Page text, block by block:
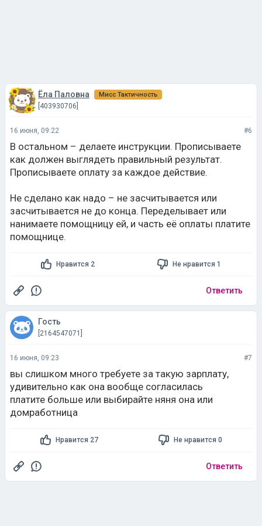
Ёла Паловна Мисс Тактичность
[403930706]
16 июня, 09:22 #6
В остальном – делаете инструкции. Прописываете
как должен выглядеть правильный результат.
Прописываете оплату за каждое действие.
Не сделано как надо – не засчитывается или
засчитывается не до конца. Переделывает или
нанимаете помощницу ей, и часть её оплаты платите
помощнице.
Нравится 2 Не нравится 1
Ответить
Гость
[2164547071]
16 июня, 09:23 #7
вы слишком много требуете за такую зарплату,
удивительно как она вообще согласилась
платите больше или выбирайте няня она или
домработница
Нравится 27 Не нравится 0
Ответить